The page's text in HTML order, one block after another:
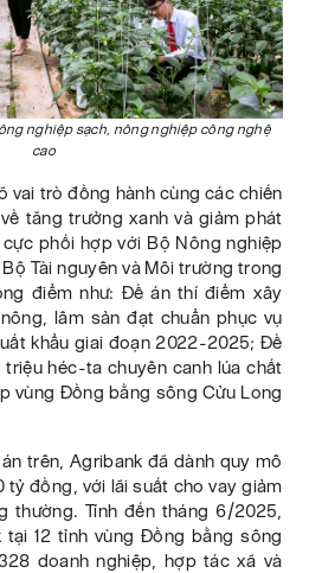
nghiệp sạch, nông nghiệp công nghệ
cao
vai trò đồng hành cùng các chiến
tăng trưởng xanh và giảm phát
phối hợp với Bộ Nông nghiệp
Tài nguyên và Môi trường trong
điểm như: Đề án thí điểm xây
lâm sản đạt chuẩn phục vụ
khẩu giai đoạn 2022-2025; Đề
triệu héc-ta chuyên canh lúa chất
vùng Đồng bằng sông Cửu Long
trên, Agribank đã dành quy mô
tỷ đồng, với lãi suất cho vay giảm
thường. Tính đến tháng 6/2025,
tại 12 tỉnh vùng Đồng bằng sông
doanh nghiệp, hợp tác xã và